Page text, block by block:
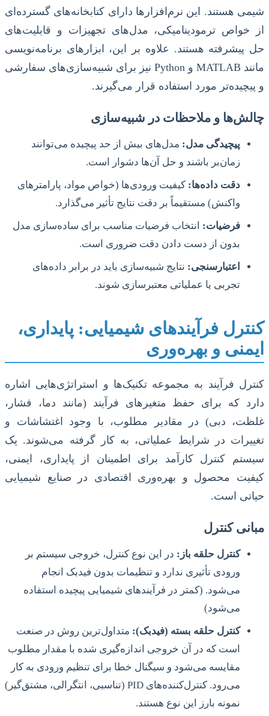
شیمی هستند. این نرم‌افزارها دارای کتابخانه‌های گسترده‌ای
از خواص ترمودینامیکی، مدل‌های تجهیزات و قابلیت‌های
حل پیشرفته هستند. علاوه بر این، ابزارهای برنامه‌نویسی
مانند MATLAB و Python نیز برای شبیه‌سازی‌های سفارشی
و پیچیده‌تر مورد استفاده قرار می‌گیرند.
چالش‌ها و ملاحظات در شبیه‌سازی
پیچیدگی مدل: مدل‌های بیش از حد پیچیده می‌توانند
زمان‌بر باشند و حل آن‌ها دشوار است.
دقت داده‌ها: کیفیت ورودی‌ها (خواص مواد، پارامترهای
واکنش) مستقیماً بر دقت نتایج تأثیر می‌گذارد.
فرضیات: انتخاب فرضیات مناسب برای ساده‌سازی مدل
بدون از دست دادن دقت ضروری است.
اعتبارسنجی: نتایج شبیه‌سازی باید در برابر داده‌های
تجربی یا عملیاتی معتبرسازی شوند.
کنترل فرآیندهای شیمیایی: پایداری،
ایمنی و بهره‌وری
کنترل فرآیند به مجموعه تکنیک‌ها و استراتژی‌هایی اشاره
دارد که برای حفظ متغیرهای فرآیند (مانند دما، فشار،
غلظت، دبی) در مقادیر مطلوب، با وجود اغتشاشات و
تغییرات در شرایط عملیاتی، به کار گرفته می‌شوند. یک
سیستم کنترل کارآمد برای اطمینان از پایداری، ایمنی،
کیفیت محصول و بهره‌وری اقتصادی در صنایع شیمیایی
حیاتی است.
مبانی کنترل
کنترل حلقه باز: در این نوع کنترل، خروجی سیستم بر
ورودی تأثیری ندارد و تنظیمات بدون فیدبک انجام
می‌شود. (کمتر در فرآیندهای شیمیایی پیچیده استفاده
می‌شود)
کنترل حلقه بسته (فیدبک): متداول‌ترین روش در صنعت
است که در آن خروجی اندازه‌گیری شده با مقدار مطلوب
مقایسه می‌شود و سیگنال خطا برای تنظیم ورودی به کار
می‌رود. کنترل‌کننده‌های PID (تناسبی، انتگرالی، مشتق‌گیر)
نمونه بارز این نوع هستند.